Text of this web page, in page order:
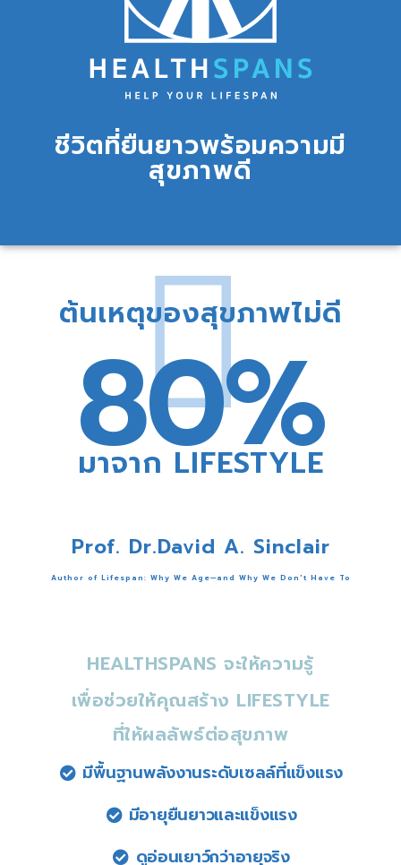
ชีวิตที่ยืนยาวพร้อมความมี
สุขภาพดี
ต้นเหตุของสุขภาพไม่ดี
80%
มาจาก LIFESTYLE
Prof. Dr.David A. Sinclair
Author of Lifespan: Why We Age—and Why We Don't Have To
HEALTHSPANS จะให้ความรู้
เพื่อช่วยให้คุณสร้าง LIFESTYLE
ที่ให้ผลลัพธ์ต่อสุขภาพ
มีพื้นฐานพลังงานระดับเซลล์ที่แข็งแรง
มีอายุยืนยาวและแข็งแรง​
ดูอ่อนเยาว์กว่าอายุจริง​